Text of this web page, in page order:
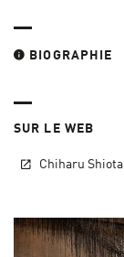
BIOGRAPHIE
SUR LE WEB
Chiharu Shiota